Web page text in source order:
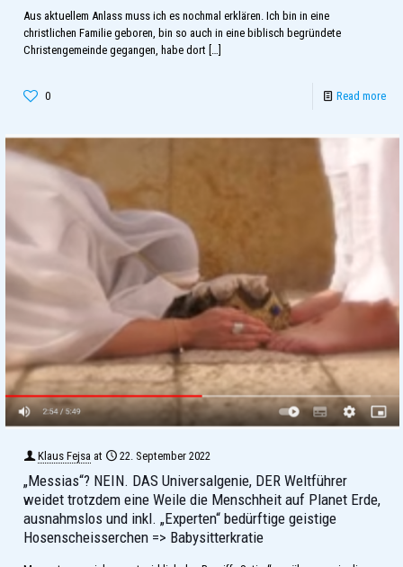
Aus aktuellem Anlass muss ich es nochmal erklären. Ich bin in eine
christlichen Familie geboren, bin so auch in eine biblisch begründete
Christengemeinde gegangen, habe dort […]
0 Read more
Klaus Fejsa at 22. September 2022
„Messias“? NEIN. DAS Universalgenie, DER Weltführer
weidet trotzdem eine Weile die Menschheit auf Planet Erde,
ausnahmslos und inkl. „Experten“ bedürftige geistige
Hosenscheisserchen => Babysitterkratie